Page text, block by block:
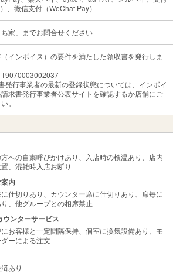
、微信支付（WeChat Pay）
家」までお問合せください
インボイス）の要件を満たした領収書を発行しま
発行事業者の最新の登録状態については、インボイ
求書発行事業者公表サイトを確認するか店舗にご
。
への自粛呼びかけあり、入店時の検温あり、店内
、混雑時入店お断り
内
仕切りあり、カウンター席に仕切りあり、席毎に
、他グループとの相席禁止
ウンターサービス
お客様と一定間隔保持、個室に換気設備あり、モ
ーによる注文
あり